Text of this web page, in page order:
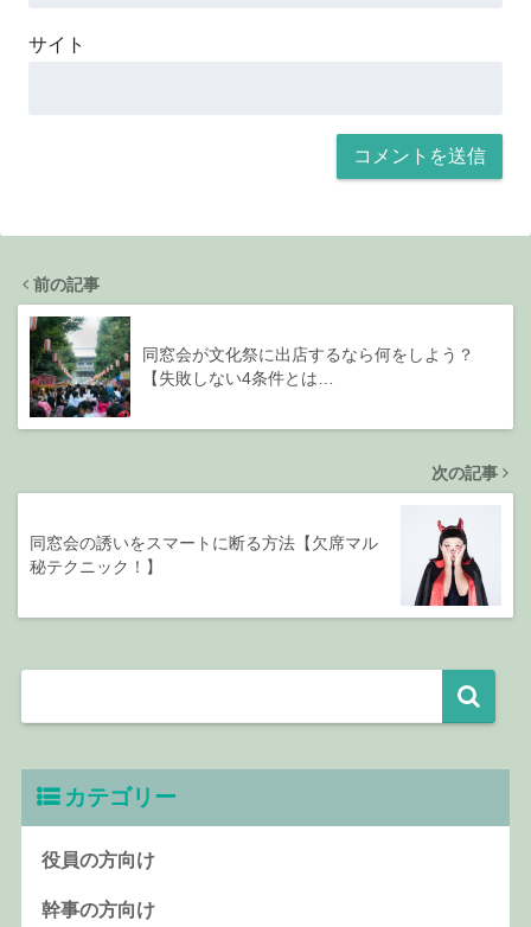
サイト
前の記事
同窓会が文化祭に出店するなら何をしよう？
【失敗しない4条件とは…
次の記事
同窓会の誘いをスマートに断る方法【欠席マル
秘テクニック！】
カテゴリー
役員の方向け
幹事の方向け